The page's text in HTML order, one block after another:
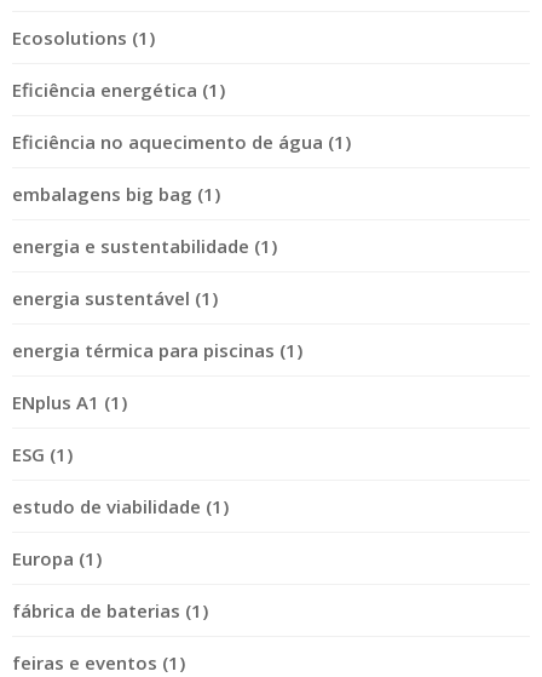
Ecosolutions (1)
Eficiência energética (1)
Eficiência no aquecimento de água (1)
embalagens big bag (1)
energia e sustentabilidade (1)
energia sustentável (1)
energia térmica para piscinas (1)
ENplus A1 (1)
ESG (1)
estudo de viabilidade (1)
Europa (1)
fábrica de baterias (1)
feiras e eventos (1)